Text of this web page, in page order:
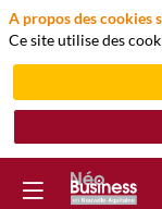
A propos des cookies
Ce site utilise des